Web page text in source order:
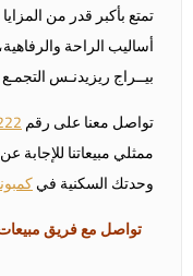
تمتع بأكبر قدر من
أساليب الراحة
بيــراج ريزيدنـس
تواصل معنا على رقم
ممثلي مبيعاتنا
وحدتك السكنية في
تواصل مع فريق